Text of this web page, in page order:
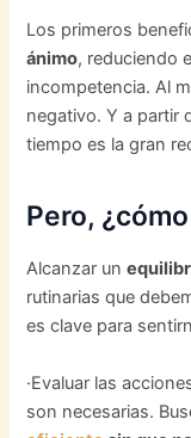
Los primeros
ánimo, reduciendo
incompetencia. Al
negativo. Y a partir
tiempo es la gran
Pero,
Alcanzar un
rutinarias que
es clave para
·Evaluar las
son necesarias.